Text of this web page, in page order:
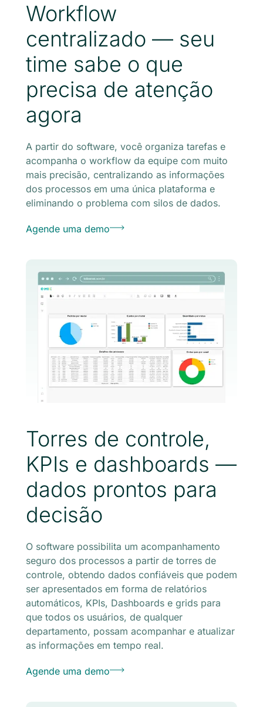
Workflow
centralizado — seu
time sabe o que
precisa de atenção
agora
A partir do software, você organiza tarefas e
acompanha o workflow da equipe com muito
mais precisão, centralizando as informações
dos processos em uma única plataforma e
eliminando o problema com silos de dados.
Agende uma demo
Torres de controle,
KPIs e dashboards —
dados prontos para
decisão
O software possibilita um acompanhamento
seguro dos processos a partir de torres de
controle, obtendo dados confiáveis que podem
ser apresentados em forma de relatórios
automáticos, KPIs, Dashboards e grids para
que todos os usuários, de qualquer
departamento, possam acompanhar e atualizar
as informações em tempo real.
Agende uma demo